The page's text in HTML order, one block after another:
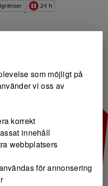
som möjligt på
vi oss av
korrekt
innehåll
webbplatsers
för annonsering